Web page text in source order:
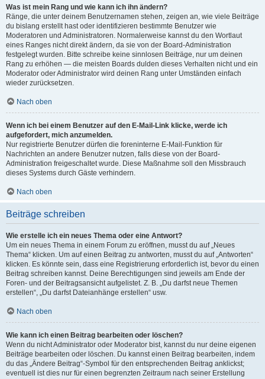
Was ist mein Rang und wie kann ich ihn ändern?
Ränge, die unter deinem Benutzernamen stehen, zeigen an, wie viele Beiträge
du bislang erstellt hast oder identifizieren bestimmte Benutzer wie
Moderatoren und Administratoren. Normalerweise kannst du den Wortlaut
eines Ranges nicht direkt ändern, da sie von der Board-Administration
festgelegt wurden. Bitte schreibe keine sinnlosen Beiträge, nur um deinen
Rang zu erhöhen — die meisten Boards dulden dieses Verhalten nicht und ein
Moderator oder Administrator wird deinen Rang unter Umständen einfach
wieder zurücksetzen.
Nach oben
Wenn ich bei einem Benutzer auf den E-Mail-Link klicke, werde ich
aufgefordert, mich anzumelden.
Nur registrierte Benutzer dürfen die foreninterne E-Mail-Funktion für
Nachrichten an andere Benutzer nutzen, falls diese von der Board-
Administration freigeschaltet wurde. Diese Maßnahme soll den Missbrauch
dieses Systems durch Gäste verhindern.
Nach oben
Beiträge schreiben
Wie erstelle ich ein neues Thema oder eine Antwort?
Um ein neues Thema in einem Forum zu eröffnen, musst du auf „Neues
Thema“ klicken. Um auf einen Beitrag zu antworten, musst du auf „Antworten“
klicken. Es könnte sein, dass eine Registrierung erforderlich ist, bevor du einen
Beitrag schreiben kannst. Deine Berechtigungen sind jeweils am Ende der
Foren- und der Beitragsansicht aufgelistet. Z. B. „Du darfst neue Themen
erstellen“, „Du darfst Dateianhänge erstellen“ usw.
Nach oben
Wie kann ich einen Beitrag bearbeiten oder löschen?
Wenn du nicht Administrator oder Moderator bist, kannst du nur deine eigenen
Beiträge bearbeiten oder löschen. Du kannst einen Beitrag bearbeiten, indem
du das „Ändere Beitrag“-Symbol für den entsprechenden Beitrag anklickst;
eventuell ist dies nur für einen begrenzten Zeitraum nach seiner Erstellung